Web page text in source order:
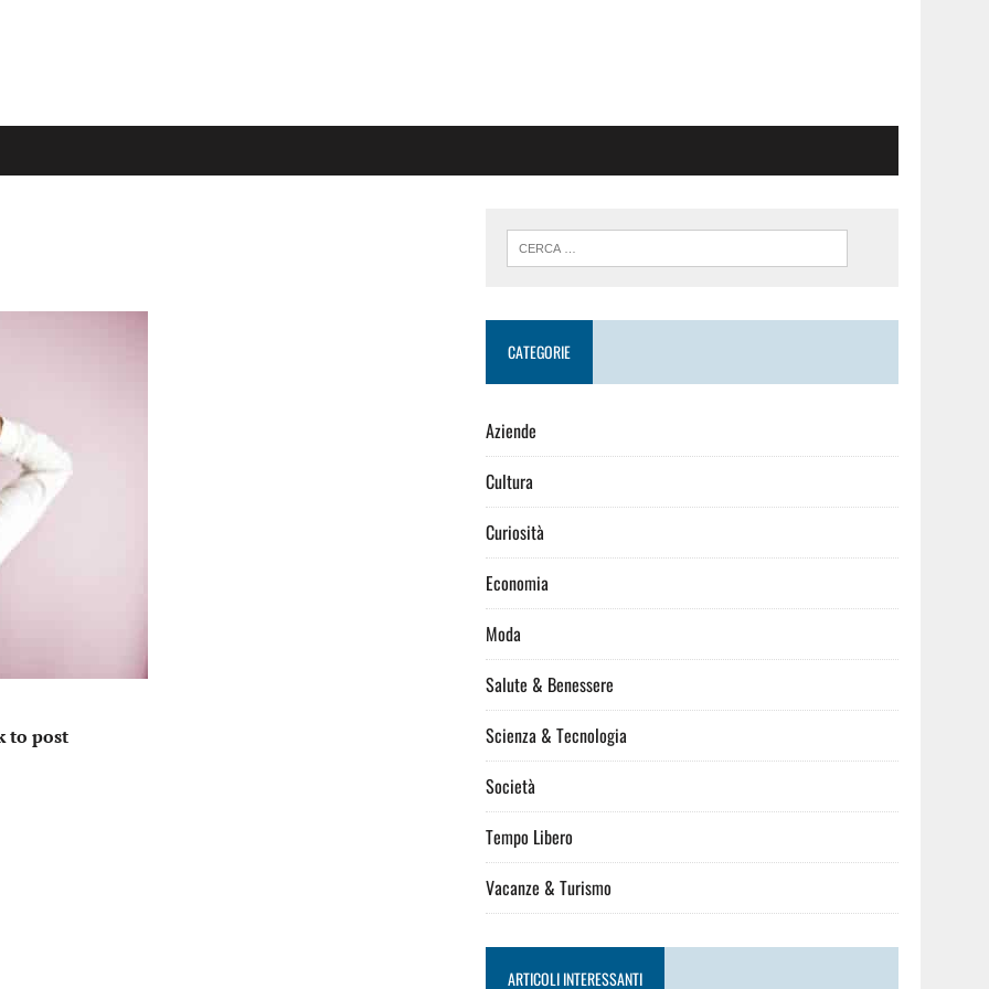
to post
CATEGORIE
Aziende
Cultura
Curiosità
Economia
Moda
Salute & Benessere
Scienza & Tecnologia
Società
Tempo Libero
Vacanze & Turismo
ARTICOLI INTERESSANTI